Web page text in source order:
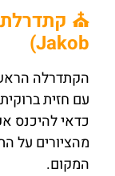
Jakob)
הקתדרלה
עם חזית
כדאי להיכנס
מהציורים על
המקום.